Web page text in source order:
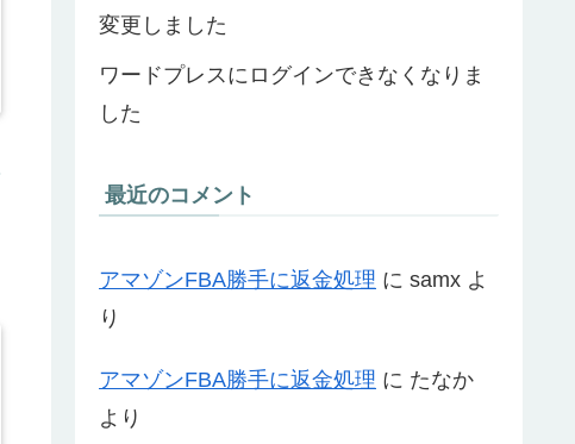
変更しました
ワードプレスにログインできなくなりま
した
最近のコメント
アマゾンFBA勝手に返金処理 に samx よ
り
アマゾンFBA勝手に返金処理 に たなか
より